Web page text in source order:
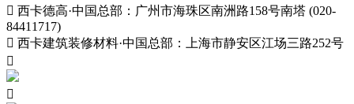
 西卡德高·中国总部：广州市海珠区南洲路158号南塔 (020-
84411717)
 西卡建筑装修材料·中国总部：上海市静安区江场三路252号

